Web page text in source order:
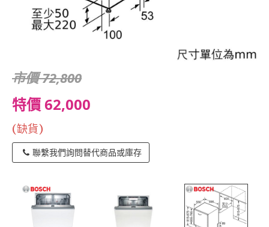
市價 72,800
特價 62,000
(缺貨)
聯繫我們詢問替代商品或庫存